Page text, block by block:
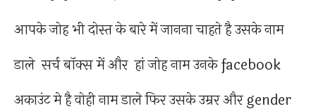
आपके जोह भी दोस्त के बारे में जानना चाहते है उसके नाम
डाले सर्च बॉक्स में और हां जोह नाम उनके facebook
अकाउंट मे है वोही नाम डाले फिर उसके उम्रर और gender